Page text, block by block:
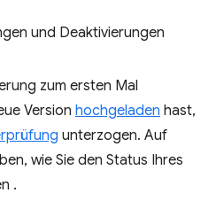
und Deaktivierungen
zum ersten Mal
Version hochgeladen hast,
unterzogen. Auf
wie Sie den Status Ihres
.